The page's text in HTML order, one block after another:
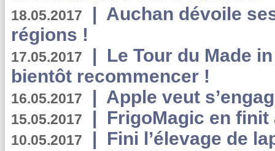
18.05.2017 | Auchan dévoile
régions !
17.05.2017 | Le Tour du Made
bientôt recommencer !
16.05.2017 | Apple veut
15.05.2017 | FrigoMagic en
10.05.2017 | Fini l’élevage de